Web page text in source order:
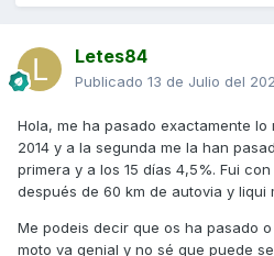
Letes84
Publicado 13 de Julio del
Hola, me ha pasado exactamente
2014 y a la segunda me la han
primera y a los 15 días 4,5%. Fui
después de 60 km de autovia y liqui
Me podeis decir que os ha pasado
moto va genial y no sé que puede